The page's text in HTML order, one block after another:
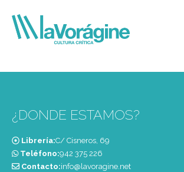
¿DONDE ESTAMOS?
Librería:C/ Cisneros, 69
Teléfono:‭942 375 226‬
Contacto:info@lavoragine.net